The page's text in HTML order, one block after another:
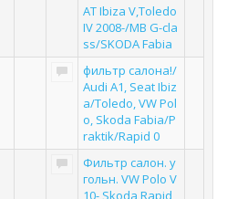
AT Ibiza V,Toledo
IV 2008-/MB G-cla
ss/SKODA Fabia
фильтр салона!/
Audi A1, Seat Ibiz
a/Toledo, VW Pol
o, Skoda Fabia/P
raktik/Rapid 0
Фильтр салон. у
гольн. VW Polo V